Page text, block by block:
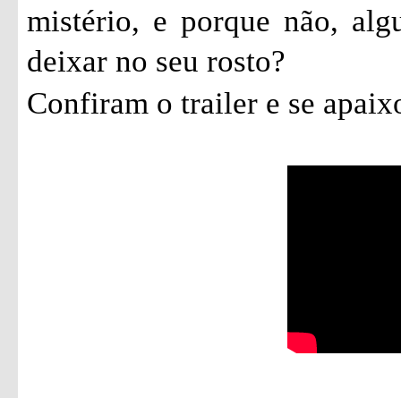
mistério, e porque não,
deixar no seu rosto?
Confiram o trailer e se